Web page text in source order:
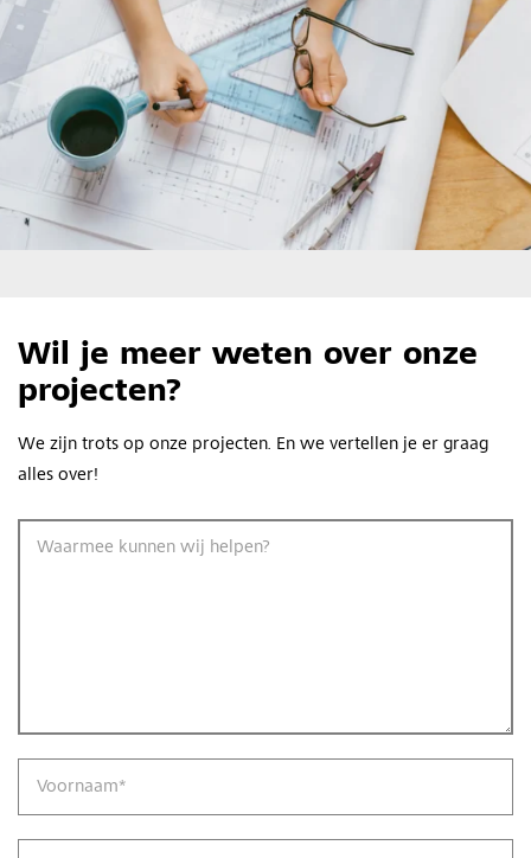
Wil je meer weten over onze
projecten?
We zijn trots op onze projecten. En we vertellen je er graag
alles over!
Waarmee kunnen wij helpen?
Voornaam*